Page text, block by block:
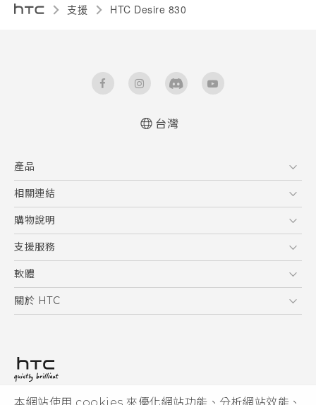
支援 HTC Desire 830‎
English - User manual
台灣
產品
5G
智慧型手機
配件
相關連結
HTC Research
購物說明
購物須知
訂單管理
付款方式
支援服務
到府收送維修服務
服務中心資訊
客戶服務佈告欄
軟體
應用程式
HTC Sync Manager
關於 HTC
投資人